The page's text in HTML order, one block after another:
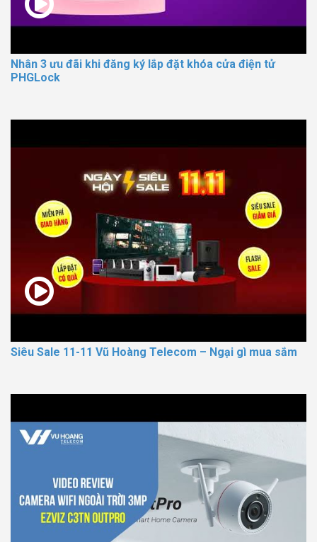
Nhân 3 ưu đãi khi đăng ký lắp đặt khóa cửa điện tử
PHGLock
Siêu Sale 11-11 Vũ Hoàng Telecom – Ngại gì mua sắm